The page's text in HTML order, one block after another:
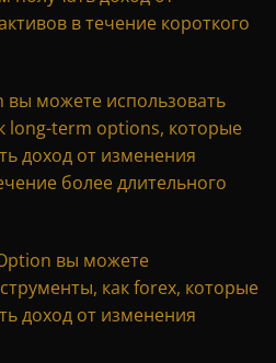
в течение короткого
вы можете использовать
long-term options, которые
доход от изменения
более длительного
вы можете
как forex, которые
доход от изменения